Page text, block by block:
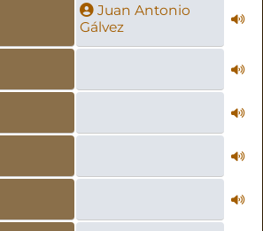
Juan Antonio
Gálvez